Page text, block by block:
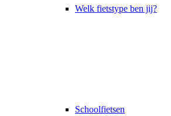
Welk fietstype ben jij?
Schoolfietsen